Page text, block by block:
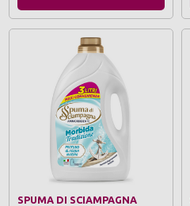
SPUMA DI SCIAMPAGNA